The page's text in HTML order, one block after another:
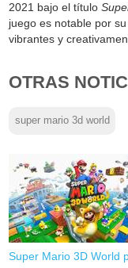
2021 bajo el título
juego es notable por
vibrantes y
OTRAS
super mario 3d world
Super Mario 3D World